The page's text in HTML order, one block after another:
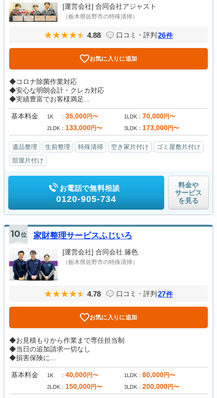
[運営会社] 合同会社アジャスト
（栃木県佐野市の特殊清掃）
4.88 口コミ・評判 26件
お気に入りに追加
◆コロナ除菌作業対応
◆安心な明朗会計・クレカ対応
◆実績豊富でお客様満足...
基本料金 1K 35,000円〜 1LDK 70,000円〜
2LDK 133,000円〜 3LDK 173,000円〜
遺品整理 生前整理 特殊清掃 空き家片付け
ゴミ屋敷片付け
部屋片付け
お電話で無料相談
0120-905-734
料金や
サービス
を見る
10位 家財整理サービスふじいろ
[運営会社] 合同会社 籐色
（栃木県佐野市の特殊清掃）
4.78 口コミ・評判 27件
お気に入りに追加
◆お見積もりから作業まで専任担当制
◆当日の追加請求一切なし
◆損害保険に...
基本料金 1K 40,000円〜 1LDK 80,000円〜
2LDK 150,000円〜 3LDK 200,000円〜